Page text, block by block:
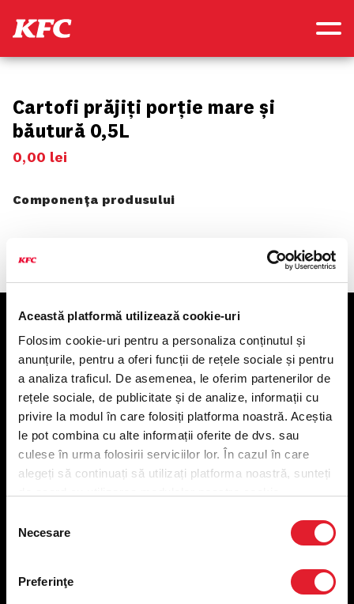
Această platformă utilizează cookie-uri
Folosim cookie-uri pentru a personaliza conținutul și
anunțurile, pentru a oferi funcții de rețele sociale și pentru
a analiza traficul. De asemenea, le oferim partenerilor de
rețele sociale, de publicitate și de analize, informații cu
privire la modul în care folosiți platforma noastră. Aceștia
le pot combina cu alte informații oferite de dvs. sau
culese în urma folosirii serviciilor lor. În cazul în care
alegeți să continuați să utilizați platforma noastră, sunteți
consimțământului
Necesare
Preferinţe
Cartofi prăjiți porție mare și
băutură 0,5L
0,00 lei
Componența produsului
KFC
Meniu livrare
Meniu ridicare
Nutriționale și Alergeni
Abonare Newsletter
Contact
Utile
Politica privind prelucrarea datelor
Condiții de desfășurare „Descarcă KFC APP”